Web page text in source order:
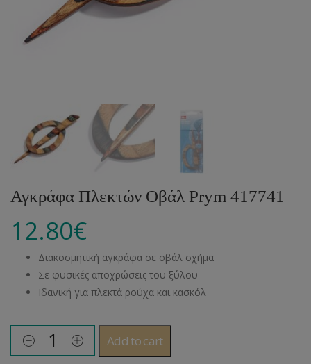
Αγκράφα Πλεκτών Οβάλ Prym 417741
12.80€
Διακοσμητική αγκράφα σε οβάλ σχήμα
Σε φυσικές αποχρώσεις του ξύλου
Ιδανική για πλεκτά ρούχα και κασκόλ
Add to cart